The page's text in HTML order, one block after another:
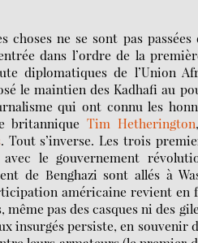
choses ne se sont pas
dans l’ordre de la
diplomatiques de l’Union
le maintien des Kadhafi au
qui ont connu les
britanniqueTim Hetherington
. Tout s’inverse. Les trois
avec le gouvernement
de Benghazi sont allés à
américaine revient
pas des casques ni des
insurgés persiste, en souvenir